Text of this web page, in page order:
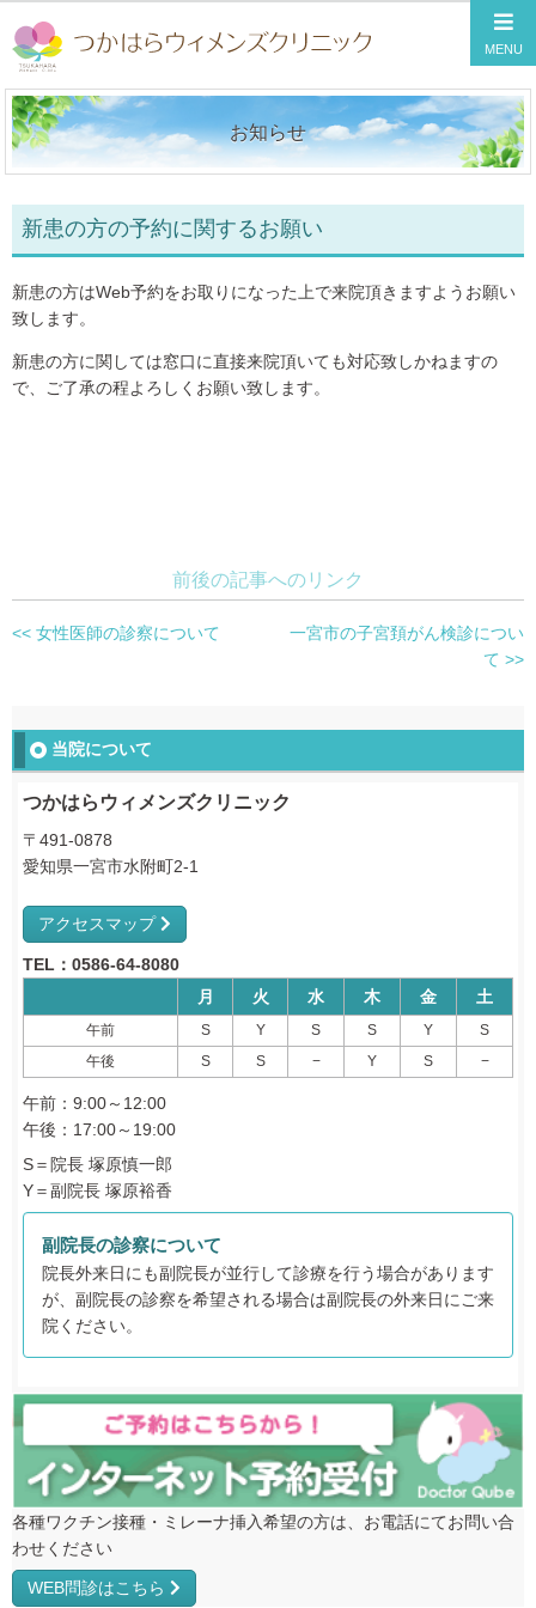
お知らせ
新患の方の予約に関するお願い
新患の方はWeb予約をお取りになった上で来院頂きますようお願い
致します。
新患の方に関しては窓口に直接来院頂いても対応致しかねますの
で、ご了承の程よろしくお願い致します。
前後の記事へのリンク
<< 女性医師の診察について
一宮市の子宮頚がん検診につい
て >>
当院について
つかはらウィメンズクリニック
〒491-0878
愛知県一宮市水附町2-1
アクセスマップ
TEL：0586-64-8080
月
火 水 木 金 土
午前 S Y S S Y
S
午後
S S − Y S −
午前：9:00～12:00
午後：17:00～19:00
S＝院長 塚原慎一郎
Y＝副院長 塚原裕香
副院長の診察について
院長外来日にも副院長が並行して診療を行う場合があります
が、副院長の診察を希望される場合は副院長の外来日にご来
院ください。
各種ワクチン接種・ミレーナ挿入希望の方は、お電話にてお問い合
わせください
WEB問診はこちら